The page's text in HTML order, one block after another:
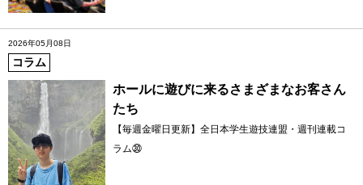
2026年05月08日
コラム
ホールに遊びに来るさまざまなお客さん
たち
【毎週金曜日更新】全日本学生遊技連盟・週刊連載コ
ラム㉚